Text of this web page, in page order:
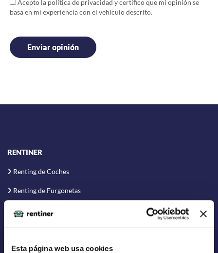
Esta página web usa cookies
Acepto la política de privacidad y certifico que mi opinión se
basa en mi experiencia con el vehículo descrito.
RENTINER
Renting de Coches
Renting de Furgonetas
Renting Flexible
Renting Corto Plazo
Renting Coche Eléctrico